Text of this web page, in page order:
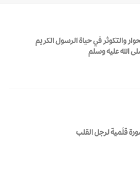
والتكوثر في حياة الرسول الكريم
الله عليه وسلم
قلَمية لرجل القلب